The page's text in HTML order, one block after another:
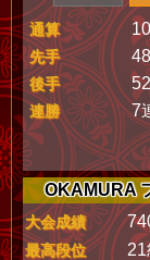
通算
先手
後手
連勝 7
OKAMURA
大会成績
最高段位